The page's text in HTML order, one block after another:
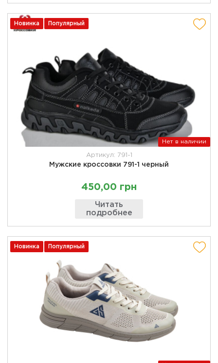
Новинка Популярный
Нет в наличии
Артикул: 791-1
Мужские кроссовки 791-1 черный
450,00 грн
Читать
подробнее
Новинка Популярный